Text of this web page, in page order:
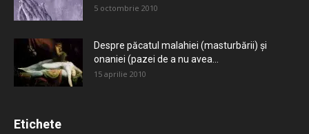
5 octombrie 2010
Despre păcatul malahiei (masturbării) şi
onaniei (pazei de a nu avea...
15 aprilie 2010
Etichete